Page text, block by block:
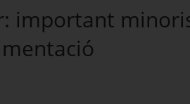
important